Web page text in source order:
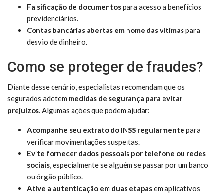
Falsificação de documentospara acesso a benefícios
previdenciários.
Contas bancárias abertas em nome das vítimaspara
desvio de dinheiro.
Como se proteger de fraudes?
Diante desse cenário, especialistas recomendam que os
segurados adotem medidas de segurança para evitar
prejuízos. Algumas ações que podem ajudar:
Acompanhe seu extrato do INSS regularmente para
verificar movimentações suspeitas.
Evite fornecer dados pessoais por telefone ou redes
sociais, especialmente se alguém se passar por um banco
ou órgão público.
Ative a autenticação em duas etapasem aplicativos